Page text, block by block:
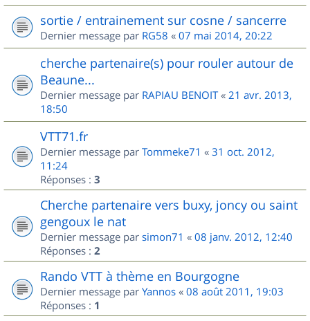
sortie / entrainement sur cosne / sancerre
Dernier message par RG58 « 07 mai 2014, 20:22
cherche partenaire(s) pour rouler autour de
Beaune...
Dernier message par RAPIAU BENOIT« 21 avr. 2013,
18:50
VTT71.fr
Dernier message par Tommeke71 « 31 oct. 2012,
11:24
Réponses : 3
Cherche partenaire vers buxy, joncy ou saint
gengoux le nat
Dernier message par simon71 « 08 janv. 2012, 12:40
Réponses : 2
Rando VTT à thème en Bourgogne
Dernier message par Yannos « 08 août 2011, 19:03
Réponses : 1